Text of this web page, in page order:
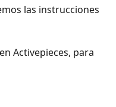
las instrucciones
Activepieces, para